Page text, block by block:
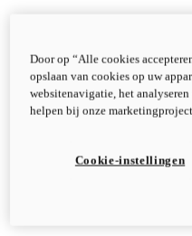
Door op “Alle cookies
opslaan van cookies op uw
websitenavigatie, het
helpen bij onze
Cookie-instellingen